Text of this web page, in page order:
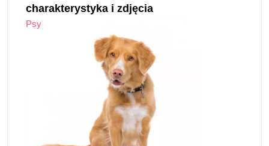
charakterystyka i zdjęcia
Psy